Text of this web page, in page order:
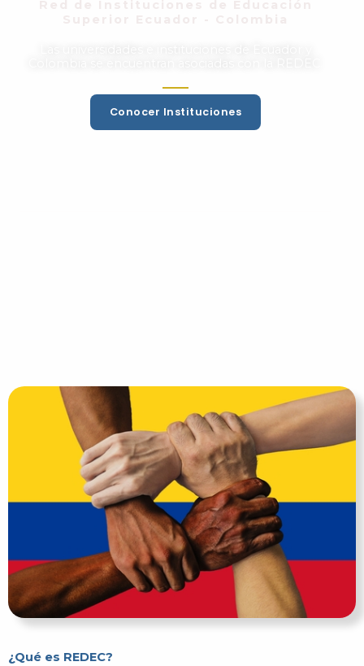
Conocer Instituciones
¿Qué es REDEC?